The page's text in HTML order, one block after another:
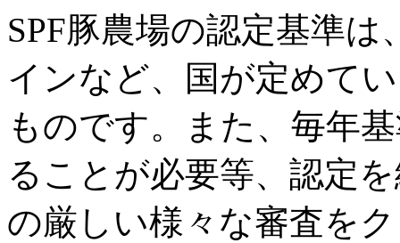
SPF豚農場の認定基準
インなど、国が定めて
ものです。また、毎年
ることが必要等、認定
の厳しい様々な審査を